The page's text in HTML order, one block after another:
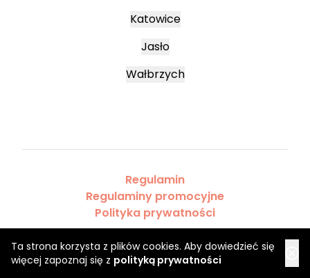
Ta strona korzysta z plików cookies. Aby dowiedzieć się
więcej zapoznaj się z polityką prywatności
Katowice
Jasło
Wałbrzych
Regulamin
Regulaminy promocyjne
Polityka prywatności